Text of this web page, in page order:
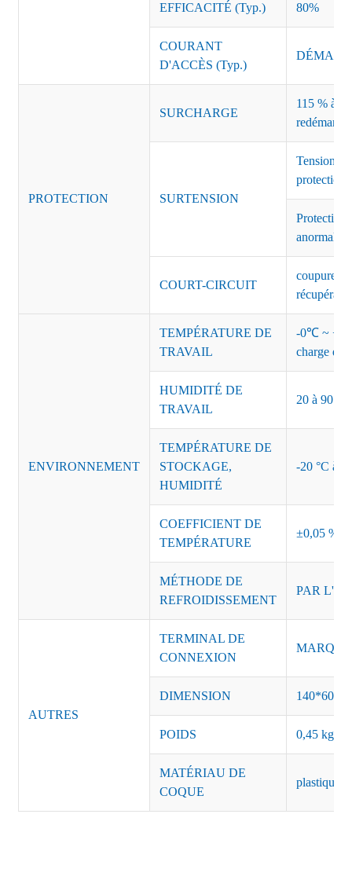
EFFICACITÉ (Typ.) 80%
COURANT
D'ACCÈS (Typ.)
PROTECTION
SURCHARGE
115 % à
SURTENSION
Tension
protection
Protection
anormales
COURT-CIRCUIT
coupure
ENVIRONNEMENT
TEMPÉRATURE DE
TRAVAIL
-0℃ ~
charge de
HUMIDITÉ DE
TRAVAIL
20 à 90 %
TEMPÉRATURE DE
STOCKAGE,
HUMIDITÉ
-20 °C à
COEFFICIENT DE
TEMPÉRATURE
±0,05 %/
MÉTHODE DE
REFROIDISSEMENT
PAR
AUTRES
TERMINAL DE
CONNEXION
DIMENSION
POIDS 0,45 kg/
MATÉRIAU DE
COQUE
plastique